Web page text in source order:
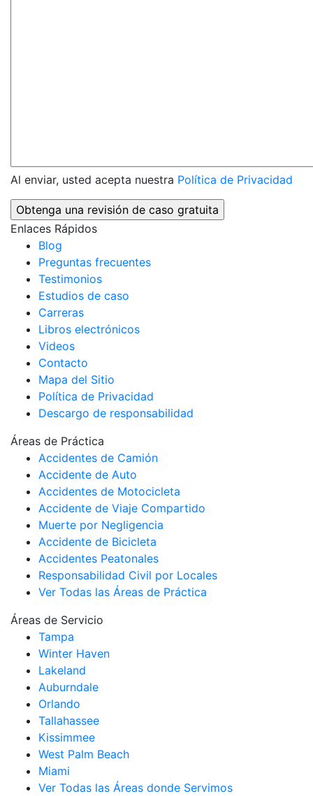
Al enviar, usted acepta nuestra Política de Privacidad
Enlaces Rápidos
Blog
Preguntas frecuentes
Testimonios
Estudios de caso
Carreras
Libros electrónicos
Videos
Contacto
Mapa del Sitio
Política de Privacidad
Descargo de responsabilidad
Áreas de Práctica
Accidentes de Camión
Accidente de Auto
Accidentes de Motocicleta
Accidente de Viaje Compartido
Muerte por Negligencia
Accidente de Bicicleta
Accidentes Peatonales
Responsabilidad Civil por Locales
Ver Todas las Áreas de Práctica
Áreas de Servicio
Tampa
Winter Haven
Lakeland
Auburndale
Orlando
Tallahassee
Kissimmee
West Palm Beach
Miami
Ver Todas las Áreas donde Servimos